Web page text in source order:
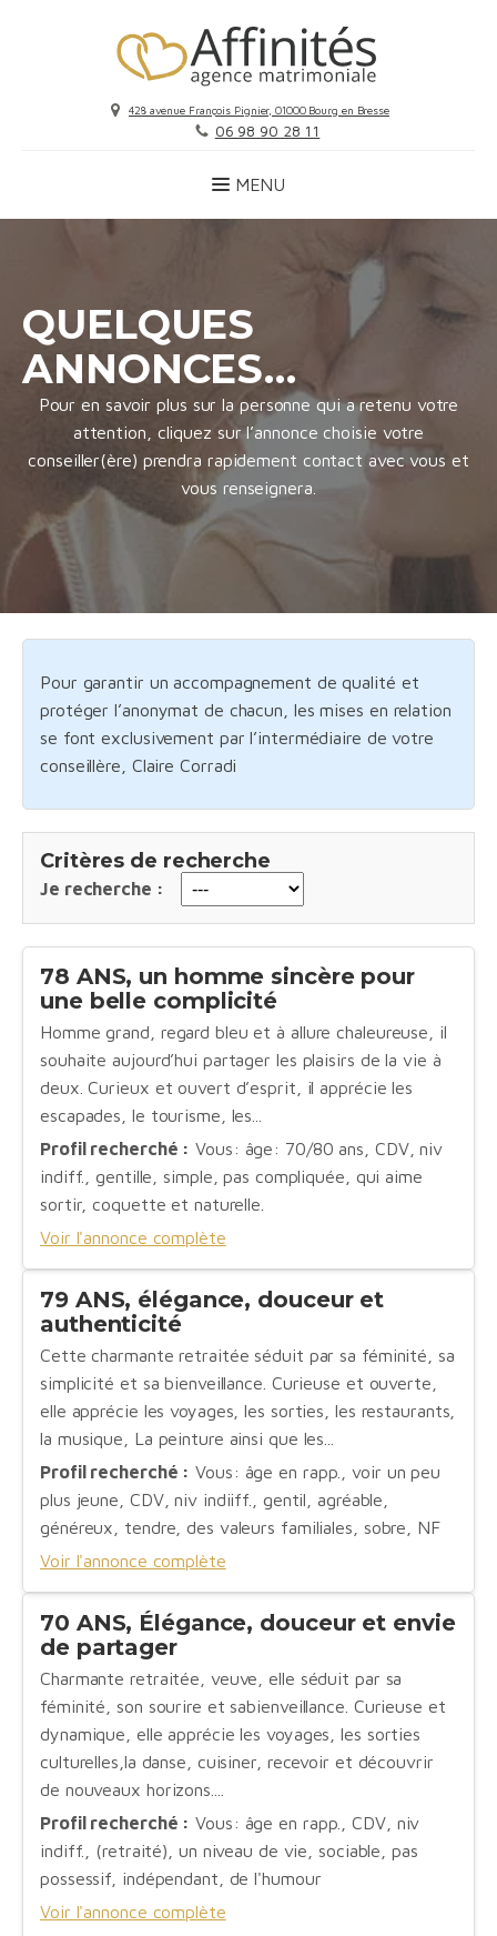
428 avenue François Pignier, 01000 Bourg en Bresse
06 98 90 28 11
QUELQUES
ANNONCES…
Pour en savoir plus sur la personne qui a retenu votre
attention, cliquez sur l’annonce choisie votre
conseiller(ère) prendra rapidement contact avec vous et
vous renseignera.
Pour garantir un accompagnement de qualité et
protéger l’anonymat de chacun, les mises en relation
se font exclusivement par l’intermédiaire de votre
conseillère, Claire Corradi
Critères de recherche
Je recherche :
78 ANS, un homme sincère pour
une belle complicité
Homme grand, regard bleu et à allure chaleureuse, il
souhaite aujourd’hui partager les plaisirs de la vie à
deux. Curieux et ouvert d’esprit, il apprécie les
escapades, le tourisme, les...
Profil recherché : Vous: âge: 70/80 ans, CDV, niv
indiff., gentille, simple, pas compliquée, qui aime
sortir, coquette et naturelle.
Voir l'annonce complète
79 ANS, élégance, douceur et
authenticité
Cette charmante retraitée séduit par sa féminité, sa
simplicité et sa bienveillance. Curieuse et ouverte,
elle apprécie les voyages, les sorties, les restaurants,
la musique, La peinture ainsi que les...
Profil recherché : Vous: âge en rapp., voir un peu
plus jeune, CDV, niv indiiff., gentil, agréable,
généreux, tendre, des valeurs familiales, sobre, NF
Voir l'annonce complète
70 ANS, Élégance, douceur et envie
de partager
Charmante retraitée, veuve, elle séduit par sa
féminité, son sourire et sabienveillance. Curieuse et
dynamique, elle apprécie les voyages, les sorties
culturelles,la danse, cuisiner, recevoir et découvrir
de nouveaux horizons....
Profil recherché : Vous: âge en rapp., CDV, niv
indiff., (retraité), un niveau de vie, sociable, pas
possessif, indépendant, de l'humour
Voir l'annonce complète